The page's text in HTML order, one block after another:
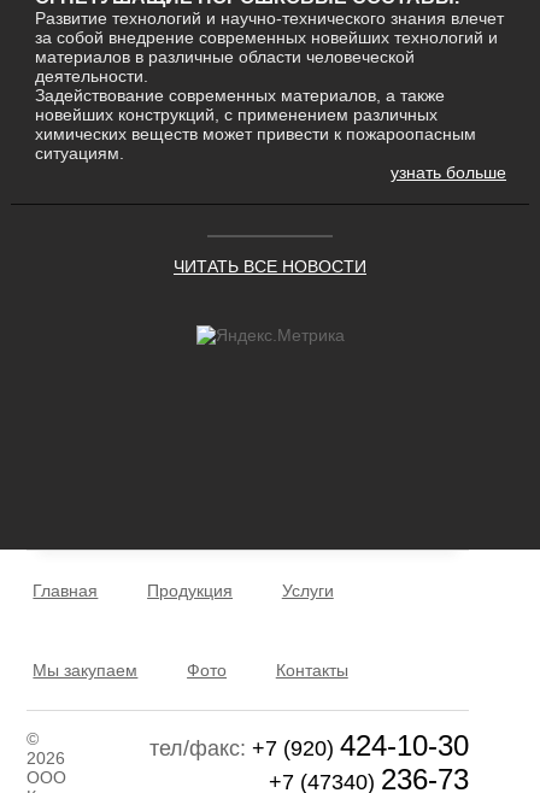
Развитие технологий и научно-технического знания влечет
за собой внедрение современных новейших технологий и
материалов в различные области человеческой
деятельности.
Задействование современных материалов, а также
новейших конструкций, с применением различных
химических веществ может привести к пожароопасным
ситуациям.
узнать больше
ЧИТАТЬ ВСЕ НОВОСТИ
Главная Продукция Услуги
Мы закупаем Фото Контакты
тел/факс:+7 (920)424-10-30
+7 (47340) 236-73
©
2026
ООО